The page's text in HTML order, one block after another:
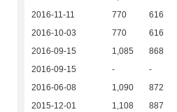
2016-11-11
770 616
2016-10-03
770 616
2016-09-15
1,085 868
2016-09-15
- -
2016-06-08
1,090 872
2015-12-01
1,108 887